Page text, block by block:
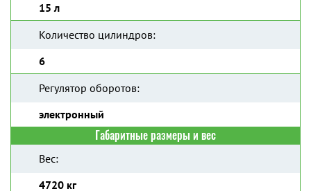
15 л
Количество цилиндров:
6
Регулятор оборотов:
электронный
Габаритные размеры и вес
Вес:
4720 кг